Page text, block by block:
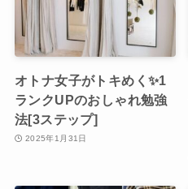
オトナ女子がトキめく✨1
ランクUPのおしゃれ勉強
法[3ステップ]
2025年1月31日